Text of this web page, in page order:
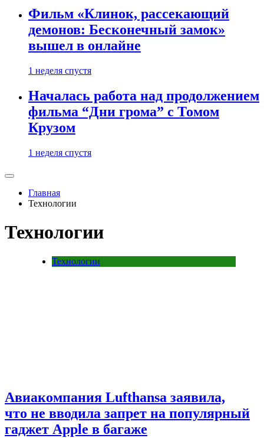
Фильм «Клинок, рассекающий
демонов: Бесконечный замок»
вышел в онлайне
1 неделя спустя
Началась работа над продолжением
фильма “Дни грома” с Томом
Крузом
1 неделя спустя
Главная
Технологии
Технологии
Технологии
Авиакомпания Lufthansa заявила,
что не вводила запрет на популярный
гаджет Apple в багаже